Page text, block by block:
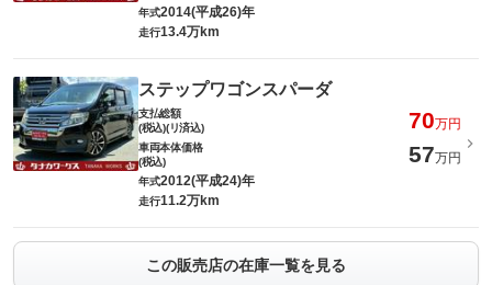
年式2014(平成26)年
走行13.4万km
ステップワゴンスパーダ
支払総額
(税込)(リ済込)
70万円
車両本体価格
(税込)
57万円
年式2012(平成24)年
走行11.2万km
この販売店の在庫一覧を見る